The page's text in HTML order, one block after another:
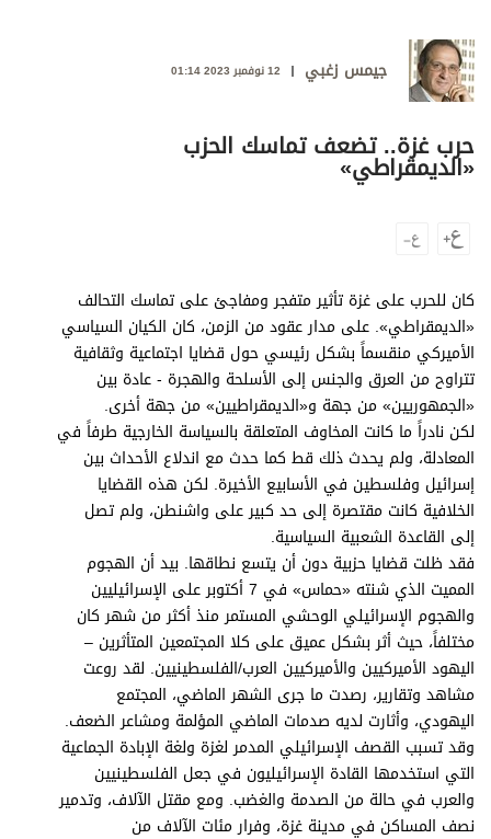
الترفيه
التعليم والمعرفة
الذكاء الاصطناعي
تغطيات
بودكاست
إنفوجراف
قصة صورة
كاريكتير
برامج
عدد اليوم
مواقيت الصلاة
الأحوال الجوية
جيمس زغبي 12 نوفمبر 2023 01:14
حرب غزة.. تضعف تماسك الحزب
«الديمقراطي»
كان للحرب على غزة تأثير متفجر ومفاجئ على تماسك التحالف
«الديمقراطي». على مدار عقود من الزمن، كان الكيان السياسي
الأميركي منقسماً بشكل رئيسي حول قضايا اجتماعية وثقافية
تتراوح من العرق والجنس إلى الأسلحة والهجرة - عادة بين
«الجمهوريين» من جهة و«الديمقراطيين» من جهة أخرى.
لكن نادراً ما كانت المخاوف المتعلقة بالسياسة الخارجية طرفاً في
المعادلة، ولم يحدث ذلك قط كما حدث مع اندلاع الأحداث بين
إسرائيل وفلسطين في الأسابيع الأخيرة. لكن هذه القضايا
الخلافية كانت مقتصرة إلى حد كبير على واشنطن، ولم تصل
إلى القاعدة الشعبية السياسية.
فقد ظلت قضايا حزبية دون أن يتسع نطاقها. بيد أن الهجوم
المميت الذي شنته «حماس» في 7 أكتوبر على الإسرائيليين
والهجوم الإسرائيلي الوحشي المستمر منذ أكثر من شهر كان
مختلفاً، حيث أثر بشكل عميق على كلا المجتمعين المتأثرين –
اليهود الأميركيين والأميركيين العرب/الفلسطينيين. لقد روعت
مشاهد وتقارير، رصدت ما جرى الشهر الماضي، المجتمع
اليهودي، وأثارت لديه صدمات الماضي المؤلمة ومشاعر الضعف.
وقد تسبب القصف الإسرائيلي المدمر لغزة ولغة الإبادة الجماعية
التي استخدمها القادة الإسرائيليون في جعل الفلسطينيين
والعرب في حالة من الصدمة والغضب. ومع مقتل الآلاف، وتدمير
نصف المساكن في مدينة غزة، وفرار مئات الآلاف من